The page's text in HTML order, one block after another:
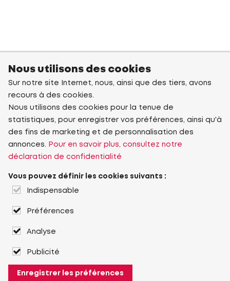
Nous utilisons des cookies
Sur notre site Internet, nous, ainsi que des tiers, avons
recours à des cookies.
Nous utilisons des cookies pour la tenue de
statistiques, pour enregistrer vos préférences, ainsi qu'à
des fins de marketing et de personnalisation des
annonces.
Pour en savoir plus, consultez notre
déclaration de confidentialité
Vous pouvez définir les cookies suivants :
Indispensable
Préférences
Analyse
Publicité
Enregistrer les préférences